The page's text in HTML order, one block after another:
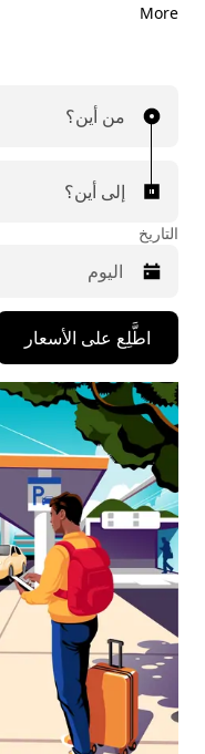
من ذلك. يمكنك طلب
وطوال أيام الأسبوع،
More
من أين؟
إلى أين؟
التاريخ
اضغط
على
مفتاح
السهم
المتجه
للأسفل
لاستخدام
التقويم
واختيار
التاريخ.
اضغط
على
زر
الخروج
لإغلاق
التقويم.
اطَّلِع على الأسعار